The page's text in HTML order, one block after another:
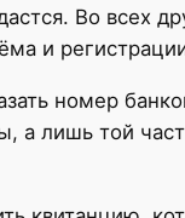
Во всех
и
номер
а лишь той